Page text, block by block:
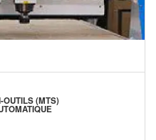
OUTILS (MTS)